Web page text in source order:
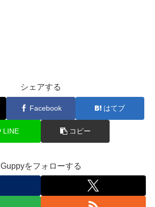
シェアする
Facebook はてブ
LINE コピー
Guppyをフォローする